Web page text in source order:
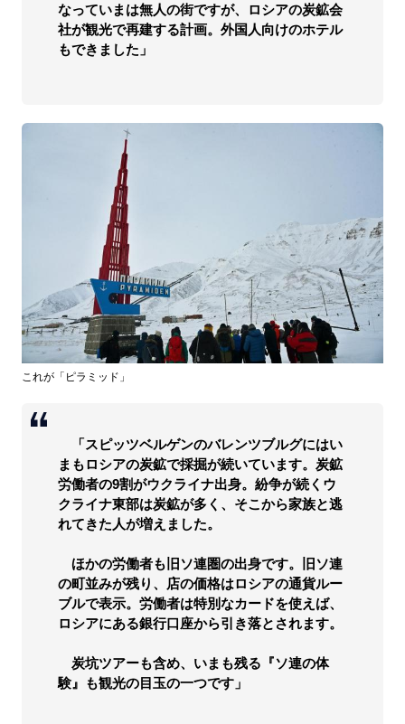
なっていまは無人の街ですが、ロシアの炭鉱会
社が観光で再建する計画。外国人向けのホテル
もできました」
これが「ピラミッド」
「スピッツベルゲンのバレンツブルグにはい
まもロシアの炭鉱で採掘が続いています。炭鉱
労働者の9割がウクライナ出身。紛争が続くウ
クライナ東部は炭鉱が多く、そこから家族と逃
れてきた人が増えました。
ほかの労働者も旧ソ連圏の出身です。旧ソ連
の町並みが残り、店の価格はロシアの通貨ルー
ブルで表示。労働者は特別なカードを使えば、
ロシアにある銀行口座から引き落とされます。
炭坑ツアーも含め、いまも残る『ソ連の体
験』も観光の目玉の一つです」